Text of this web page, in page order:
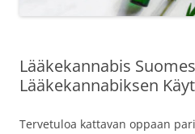
Lääkekannabis
Lääkekannabiksen
Tervetuloa kattavan oppaan